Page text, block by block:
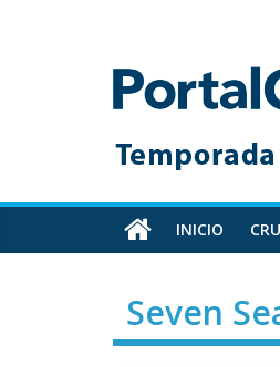
Toda
información
cruceros
en
un
sitio
INICIO
Seven